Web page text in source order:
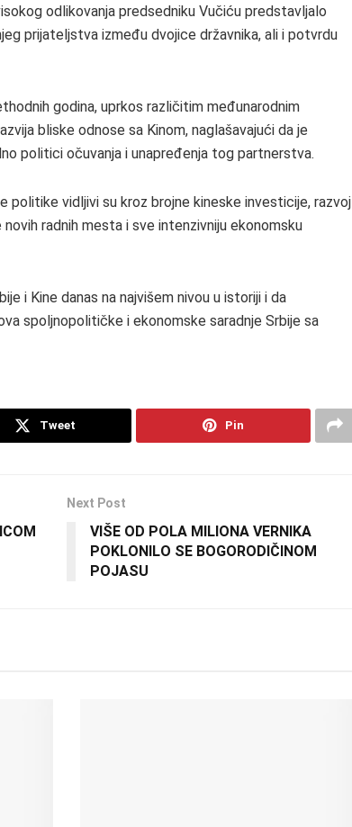
odlikovanja predsedniku Vučiću predstavljalo
prijateljstva između dvojice državnika, ali i potvrdu
godina, uprkos različitim međunarodnim
bliske odnose sa Kinom, naglašavajući da je
politici očuvanja i unapređenja tog partnerstva.
politike vidljivi su kroz brojne kineske investicije, razvoj
radnih mesta i sve intenzivniju ekonomsku
i Kine danas na najvišem nivou u istoriji i da
spoljnopolitičke i ekonomske saradnje Srbije sa
Tweet Pin
Next Post
VIŠE OD POLA MILIONA VERNIKA
POKLONILO SE BOGORODIČINOM
POJASU